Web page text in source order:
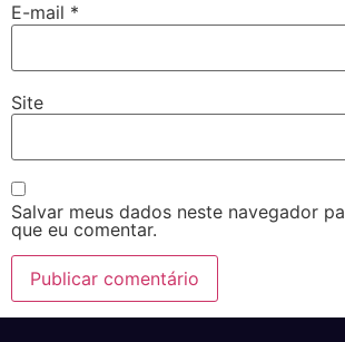
E-mail *
Site
Salvar meus dados neste navegador
que eu comentar.